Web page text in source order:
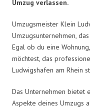
Umzug verlassen.
Umzugsmeister Klein
Umzugsunternehmen,
Egal ob du eine
möchtest, das
Ludwigshafen am Rhein
Das Unternehmen bietet
Aspekte deines Umzugs